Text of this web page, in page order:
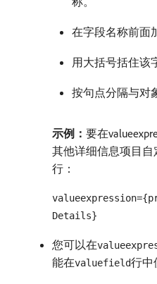
在字段名称前面加
用大括号括住该
按句点分隔与对
示例： 要在
其他详细信息项目
行：
Details}
您可以在
能在valuefield行中